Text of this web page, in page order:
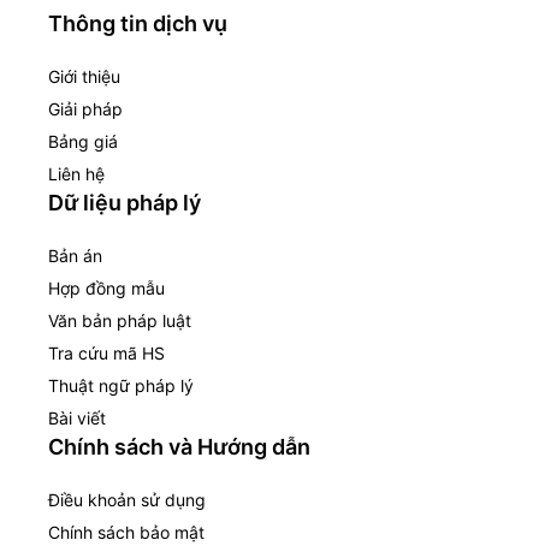
Thông tin dịch vụ
Giới thiệu
Giải pháp
Bảng giá
Liên hệ
Dữ liệu pháp lý
Bản án
Hợp đồng mẫu
Văn bản pháp luật
Tra cứu mã HS
Thuật ngữ pháp lý
Bài viết
Chính sách và Hướng dẫn
Điều khoản sử dụng
Chính sách bảo mật